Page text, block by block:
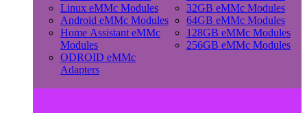
Linux eMMc Modules
Android eMMc Modules
Home Assistant eMMc
Modules
ODROID eMMc
Adapters
32GB eMMc Modules
64GB eMMc Modules
128GB eMMc Modules
256GB eMMc Modules